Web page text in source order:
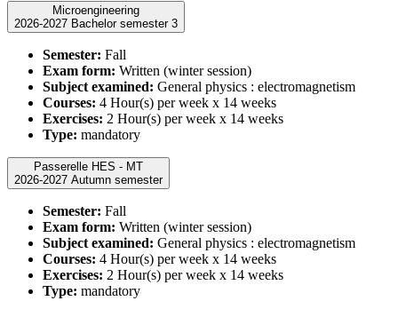
Microengineering
2026-2027 Bachelor semester 3
Semester: Fall
Exam form: Written (winter session)
Subject examined: General physics : electromagnetism
Courses: 4 Hour(s) per week x 14 weeks
Exercises: 2 Hour(s) per week x 14 weeks
Type: mandatory
Passerelle HES - MT
2026-2027 Autumn semester
Semester: Fall
Exam form: Written (winter session)
Subject examined: General physics : electromagnetism
Courses: 4 Hour(s) per week x 14 weeks
Exercises: 2 Hour(s) per week x 14 weeks
Type: mandatory